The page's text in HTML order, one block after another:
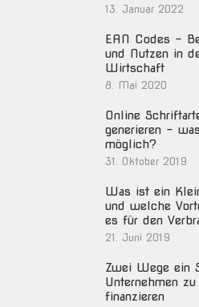
13. Januar 2022
EAN Codes –
und Nutzen in
Wirtschaft
8. Mai 2020
Online
generieren –
möglich?
31. Oktober 2019
Was ist ein
und welche
es für den
21. Juni 2019
Zwei Wege ein
Unternehmen zu
finanzieren